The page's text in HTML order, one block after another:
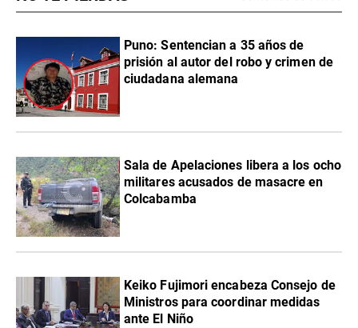
Puno: Sentencian a 35 años de
prisión al autor del robo y crimen de
ciudadana alemana
Sala de Apelaciones libera a los ocho
militares acusados de masacre en
Colcabamba
Keiko Fujimori encabeza Consejo de
Ministros para coordinar medidas
ante El Niño